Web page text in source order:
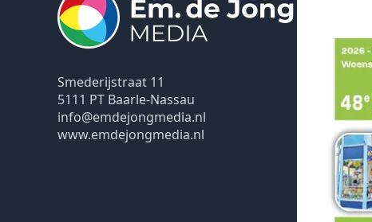
Smederijstraat 11
5111 PT Baarle-Nassau
info@emdejongmedia.nl
www.emdejongmedia.nl